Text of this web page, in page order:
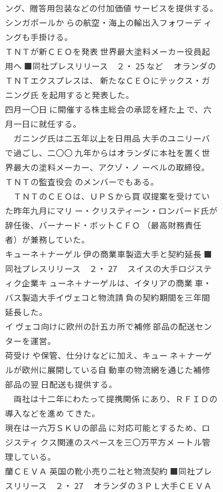
ング、贈答用包装などの付加価値 サービスを提供する。
シンガポールか らの航空・海上の輸出入フォワーデ ィ
ングも手掛ける。
ＴＮＴが新ＣＥＯを発表 世界最大塗料メーカー役員起
用へ ■同社プレスリリース ２・ 25 など オランダの
ＴＮＴエクスプレスは、 新たなＣＥＯにテックス・ガ
ニング氏 を起用すると発表した。
四月一〇日 に開催する株主総会の承認を経た上 で、六
月一日に就任する。
ガニング氏は二五年以上を日用品 大手のユニリーバ
で過ごし、二〇〇 九年からはオランダに本社を置く世
界最大の塗料メーカー、アクゾ・ノ ーベルの取締役。
ＴＮＴの監査役会 のメンバーでもある。
ＴＮＴのＣＥＯは、ＵＰＳから買 収提案を受けてい
た昨年九月にマリ ー・クリスティーン・ロンバード氏が
辞任後、バーナード・ボットＣＦＯ （最高財務責任
者）が兼務していた。
キューネ＋ナーゲル 伊の商業車製造大手と契約延長 ■
同社プレスリリース ２・ 27 スイスの大手ロジステ
ィク企業キ ューネ＋ナーゲルは、イタリアの商業 車・
バス製造大手イヴェコと物流請 負の契約期間を三年間
延長した。
イ ヴェコ向けに欧州の計五カ所で補修 部品の配送セン
ターを運営。
荷受け や保管、仕分けなどに加え、キュー ネ＋ナーゲ
ルが欧州に展開している自 動車の物流網を通じた補修
部品の翌 日配送も提供する。
両社は十二年にわたって提携関係 にあり、ＲＦＩＤの
導入などを進め てきた。
現在は一六万ＳＫＵの部品 に対応可能とするため、ロ
ジスティ クス関連のスペースを三〇万平方メ ートル管
理している。
蘭ＣＥＶＡ 英国の靴小売り二社と物流契約 ■同社プレ
スリリース ２・ 27 オランダの３ＰＬ大手ＣＥＶＡ